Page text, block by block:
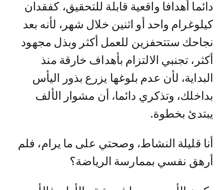
دائما أهدافا واقعية قابلة للتحقيق، كفقدان
كيلوغرام واحد أو اثنين خلال شهر، لأنه بعد
نجاحك ستتحفزين للعمل أكثر وبذل مجهود
أكثر، تجنبي الالتزام بأهداف خارقة منذ
البداية، لأن عدم بلوغها يزرع بذور اليأس
بداخلك، وتذكري دائما، أن مشوار الألف
يبتدئ بخطوة.
أنا قليلة النشاط، وصحتي على ما يرام، فلم
أرهق نفسي بممارسة الرياضة؟